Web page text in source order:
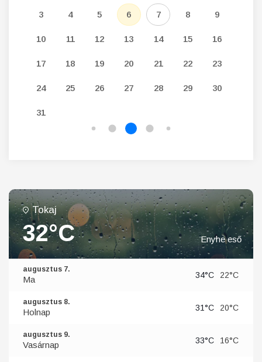
3 4 5 6 7 8 9
10 11 12 13 14 15 16
17 18 19 20 21 22 23
24 25 26 27 28 29 30
31
Tokaj
32°C Enyhe eső
augusztus 7.
Ma 34°C 22°C
augusztus 8.
Holnap 31°C 20°C
augusztus 9.
Vasárnap 33°C 16°C